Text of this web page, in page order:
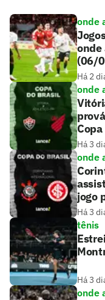
onde
onde
(06/
Há 2
onde
Há 3
onde
jogo
Há 3
tênis
Há 3
onde